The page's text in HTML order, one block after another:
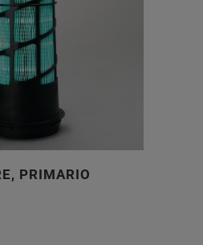
PRIMARIO